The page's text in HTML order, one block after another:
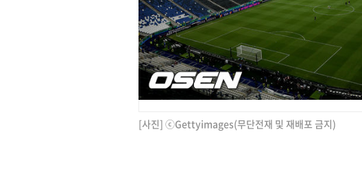
[사진] ⓒGettyimages(무단전재 및 재배포 금지)